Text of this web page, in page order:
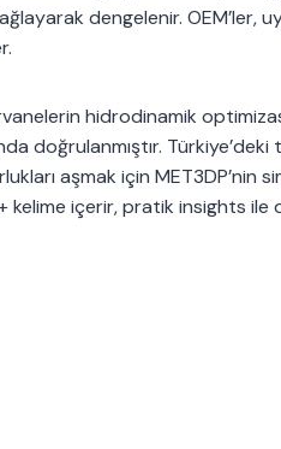
dengelenir. OEM’ler,
hidrodinamik
doğrulanmıştır.
aşmak için
içerir, pratik insights ile